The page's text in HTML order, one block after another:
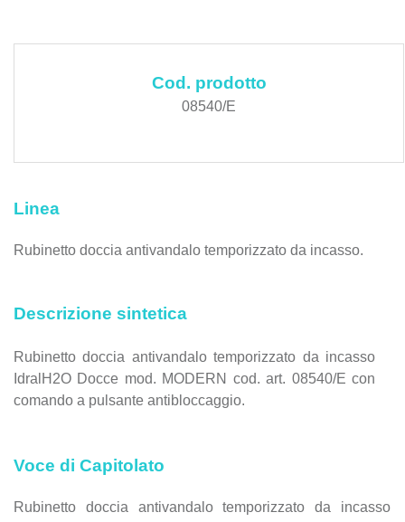
Cod. prodotto
08540/E
Linea
Rubinetto doccia antivandalo temporizzato da incasso.
Descrizione sintetica
Rubinetto doccia antivandalo temporizzato da incasso
IdralH2O Docce mod. MODERN cod. art. 08540/E con
comando a pulsante antibloccaggio.
Voce di Capitolato
Rubinetto doccia antivandalo temporizzato da incasso